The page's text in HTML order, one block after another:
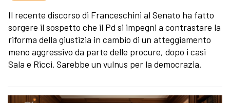
Il recente discorso di Franceschini al Senato ha fatto
sorgere il sospetto che il Pd si impegni a contrastare la
riforma della giustizia in cambio di un atteggiamento
meno aggressivo da parte delle procure, dopo i casi
Sala e Ricci. Sarebbe un vulnus per la democrazia.